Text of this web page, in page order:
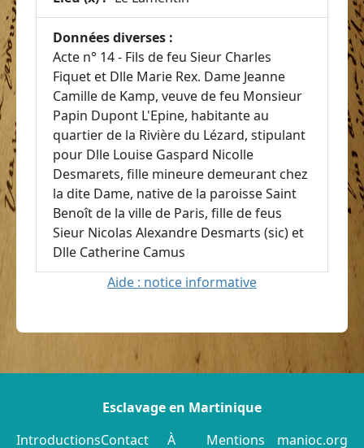
Données diverses :
Acte n° 14 - Fils de feu Sieur Charles
Fiquet et Dlle Marie Rex. Dame Jeanne
Camille de Kamp, veuve de feu Monsieur
Papin Dupont L'Epine, habitante au
quartier de la Rivière du Lézard, stipulant
pour Dlle Louise Gaspard Nicolle
Desmarets, fille mineure demeurant chez
la dite Dame, native de la paroisse Saint
Benoît de la ville de Paris, fille de feus
Sieur Nicolas Alexandre Desmarts (sic) et
Dlle Catherine Camus
Aide : notice informative
Esclavage en Martinique
IntroductionsContact À Mentions manioc.org